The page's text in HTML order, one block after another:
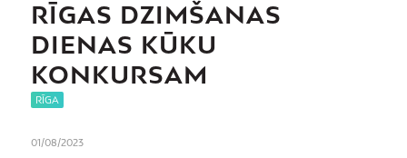
RĪGAS DZIMŠANAS
DIENAS KŪKU
KONKURSAM
RĪGA
01/08/2023